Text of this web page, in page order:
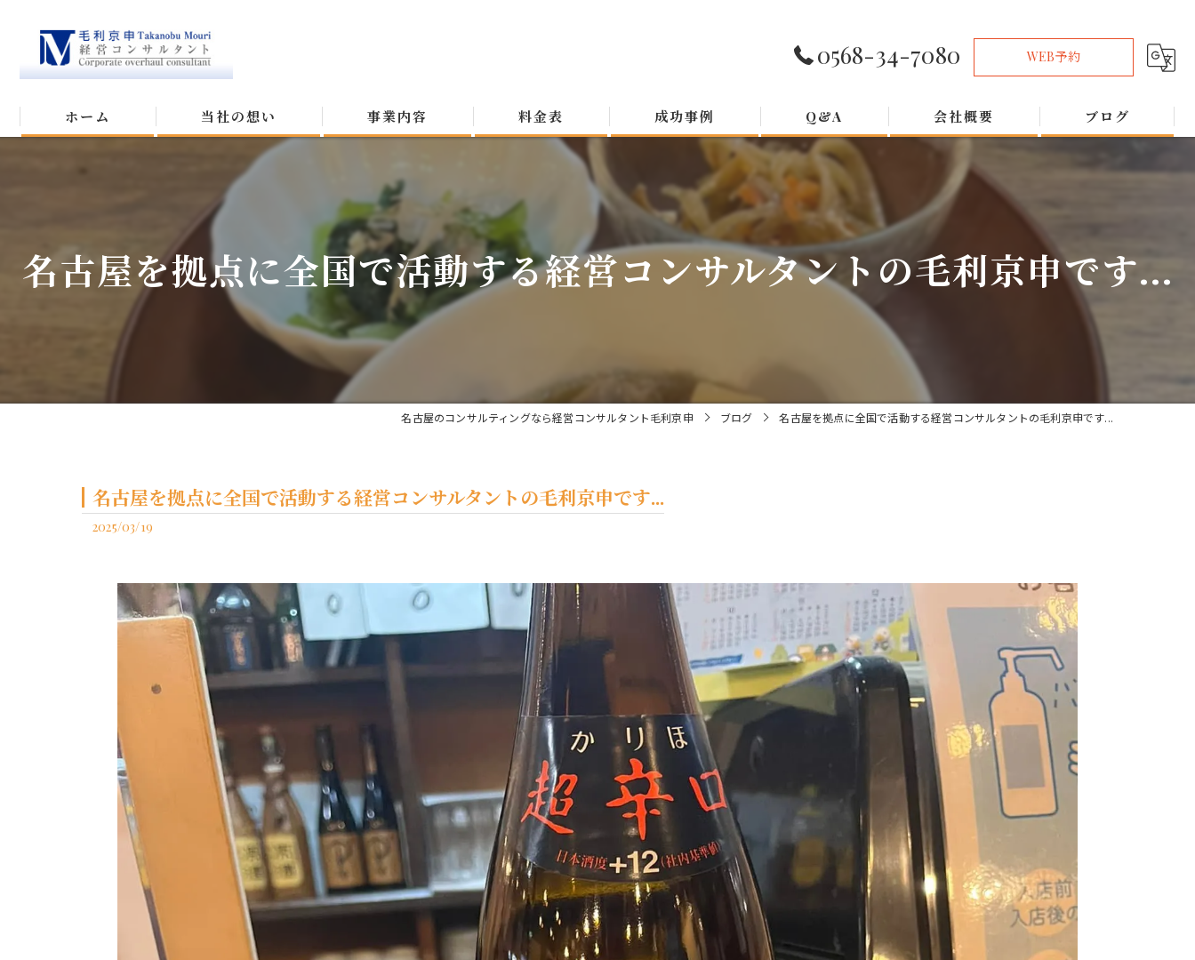
0568-34-7080 WEB予約
ホーム 当社の想い 事業内容 料金表 成功事例 Q&A 会社概要 ブログ
名古屋を拠点に全国で活動する経営コンサルタントの毛利京申です...
名古屋のコンサルティングなら経営コンサルタント毛利京申 ブログ 名古屋を拠点に全国で活動する経営コンサルタントの毛利京申です...
名古屋を拠点に全国で活動する経営コンサルタントの毛利京申です...
2025/03/19